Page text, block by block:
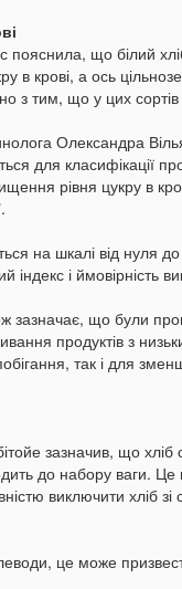
пояснила, що білий
в крові, а ось
з тим, що у цих сортів
Олександра
для класифікації
рівня цукру в
на шкалі від нуля
індекс і ймовірність
зазначає, що були
продуктів з
так і для
зазначив, що
до набору ваги.
виключити хліб
це може